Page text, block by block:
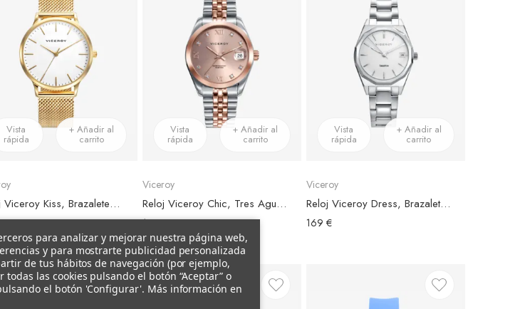
Vista
rápida
+ Añadir al
carrito
Reloj Viceroy Kiss, Brazalete Malla Acero Dorado, Esfera Blanca
Vista
rápida
+ Añadir al
carrito
Viceroy
Reloj Viceroy Chic, Tres Agujas, Brazalete Acero Bicolor, Esfera Oro Rosa
129 €
Vista
rápida
+ Añadir al
carrito
Viceroy
Reloj Viceroy Dress, Brazalete Acero Plateado, Esfera Blanca
169 €
–10%
para analizar y mejorar nuestra página web,
y para mostrarte publicidad personalizada
de tus hábitos de navegación (por ejemplo,
todas las cookies pulsando el botón “Aceptar” o
el botón 'Configurar'. Más información en